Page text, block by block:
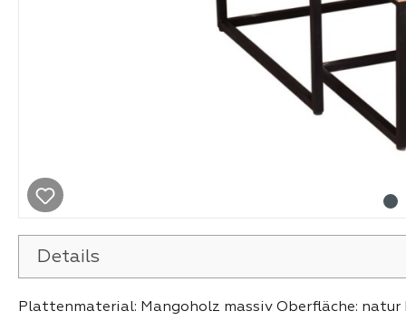
Details
Plattenmaterial: Mangoholz massiv Oberfläche: